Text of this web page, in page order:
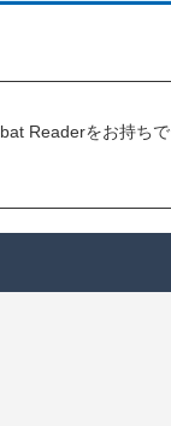
Readerをお持ちで